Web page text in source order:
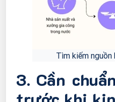
Tìm kiếm
3. Cần